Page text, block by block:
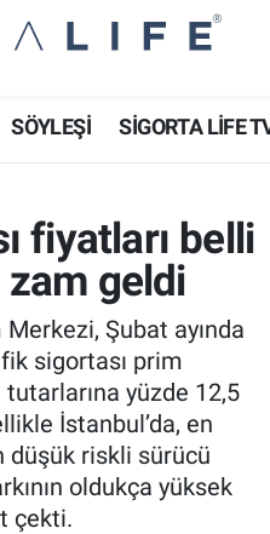
SÖYLEŞİ SİGORTA LİFE
fiyatları belli
geldi
Şubat ayında
sigortası prim
tutarlarına yüzde 12,5
İstanbul’da, en
düşük riskli sürücü
oldukça yüksek
çekti.
ve Fikstür